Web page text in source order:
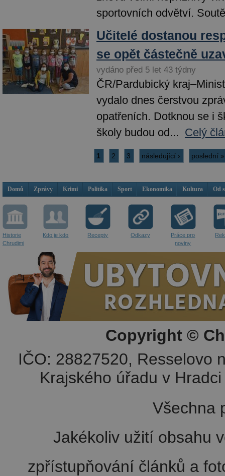
sportovních odvětví.
Učitelé dostanou
se opět částečně
vydáno před 5 let 43 týdny
ČR/Pardubický
vydalo dnes čerstvou
opatřeních. Dotknou se i
školy budou od... Celý
1 2 3 následující › poslední »
Domů Zprávy Krimi Politika Sport Ekonomika Kultura Od
Historie
Chrudimi
Kdo je kdo Recepty Odkazy
Práce pro
noviny
Copyright ©
IČO: 28827520, Resselovo
Krajského úřadu v
Všechna
Jakékoliv užití obsahu
zpřístupňování článků a